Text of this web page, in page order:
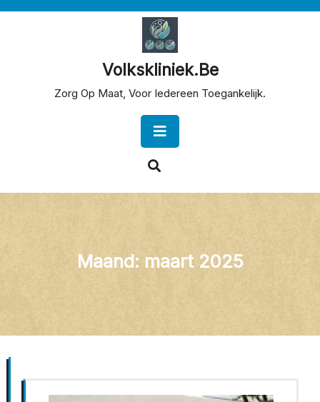
Volkskliniek.be
Zorg Op Maat, Voor Iedereen Toegankelijk.
Button
Maand: maart 2025